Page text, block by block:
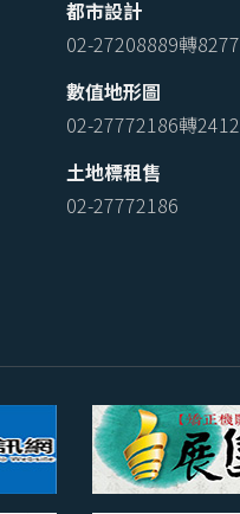
都市設計
02-27208889轉8277
數值地形圖
02-27772186轉2412
土地標租售
02-27772186